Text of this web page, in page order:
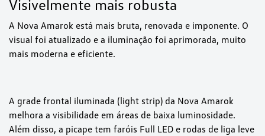
Visivelmente mais robusta
A Nova Amarok está mais bruta, renovada e imponente. O
visual foi atualizado e a iluminação foi aprimorada, muito
mais moderna e eficiente.
A grade frontal iluminada (light strip) da Nova Amarok
melhora a visibilidade em áreas de baixa luminosidade.
Além disso, a picape tem faróis Full LED e rodas de liga leve